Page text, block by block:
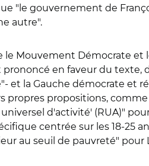
"le gouvernement de
autre".
Mouvement Démocrate et
en faveur du texte,
la Gauche démocrate et
propres propositions,
d'activité' (RUA)"
centrée sur les 18-25
au seuil de pauvreté" pour